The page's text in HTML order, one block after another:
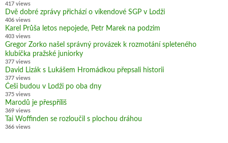
417 views
Dvě dobré zprávy přichází o víkendové SGP v Lodži
406 views
Karel Průša letos nepojede, Petr Marek na podzim
403 views
Gregor Zorko našel správný provázek k rozmotání spleteného
klubíčka pražské juniorky
377 views
David Lizák s Lukášem Hromádkou přepsali historii
377 views
Češi budou v Lodži po oba dny
375 views
Marodů je přespříliš
369 views
Tai Woffinden se rozloučil s plochou dráhou
366 views